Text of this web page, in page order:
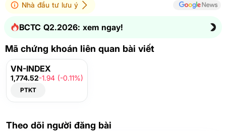
Nhà đầu tư lưu ý
BCTC Q2.2026: xem ngay!
Mã chứng khoán liên quan bài viết
VN-INDEX
1,774.52-1.94 (-0.11%)
PTKT
Theo dõi người đăng bài